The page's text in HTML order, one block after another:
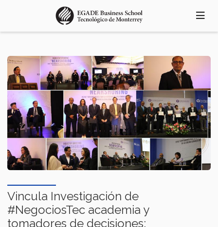
principal
Vincula Investigación de
#NegociosTec academia y
tomadores de decisiones: